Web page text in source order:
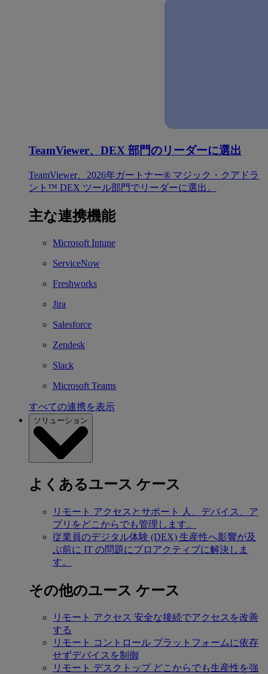
TeamViewer、DEX 部門のリーダーに選出
TeamViewer、2026年ガートナー® マジック・クアドラ
ント™ DEX ツール部門でリーダーに選出。
主な連携機能
Microsoft Intune
ServiceNow
Freshworks
Jira
Salesforce
Zendesk
Slack
Microsoft Teams
すべての連携を表示
ソリューション
よくあるユース ケース
リモート アクセスとサポート
人、デバイス、ア
プリをどこからでも管理します。
従業員のデジタル体験 (DEX) 生産性へ影響が及
ぶ前に IT の問題にプロアクティブに解決しま
す。
その他のユース ケース
リモート アクセス 安全な接続でアクセスを改善
する
リモート コントロール プラットフォームに依存
せずデバイスを制御
リモート デスクトップ どこからでも生産性を強